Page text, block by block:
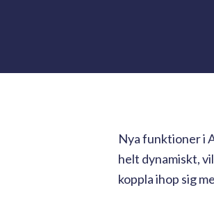
Nya funktioner i
helt dynamiskt,
koppla ihop sig